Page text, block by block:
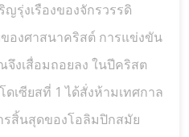
ญรุ่งเรืองของจักรวรรดิ
องศาสนาคริสต์ การแข่งขัน
งเสื่อมถอยลง ในปีคริสต
เซียสที่ 1 ได้สั่งห้ามเทศกาล
รสิ้นสุดของโอลิมปิกสมัย